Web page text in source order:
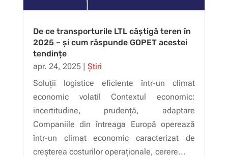
De ce transporturile LTL câștigă teren în
2025 – și cum răspunde GOPET acestei
tendințe
apr. 24, 2025| Știri
Soluții logistice eficiente într-un climat
economic volatil Contextul economic:
incertitudine, prudență, adaptare
Companiile din întreaga Europă operează
într-un climat economic caracterizat de
creșterea costurilor operaționale, cerere...